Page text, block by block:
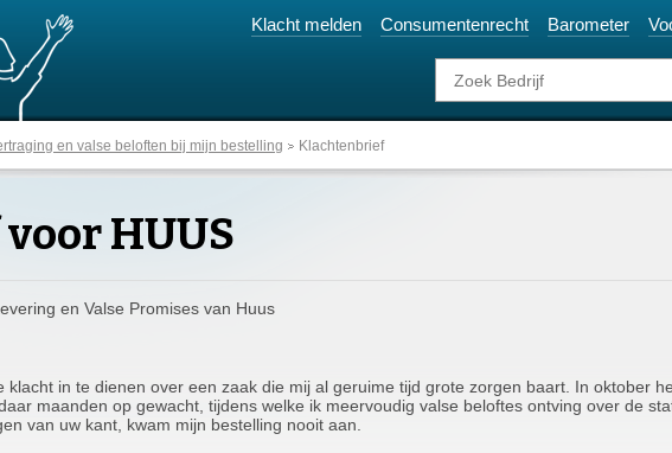
Klacht melden Consumentenrecht Barometer
en valse beloften bij mijn bestelling Klachtenbrief
HUUS
en Valse Promises van Huus
klacht in te dienen over een zaak die mij al geruime tijd grote zorgen baart. In oktober
maanden op gewacht, tijdens welke ik meervoudig valse beloftes ontving over de
van uw kant, kwam mijn bestelling nooit aan.